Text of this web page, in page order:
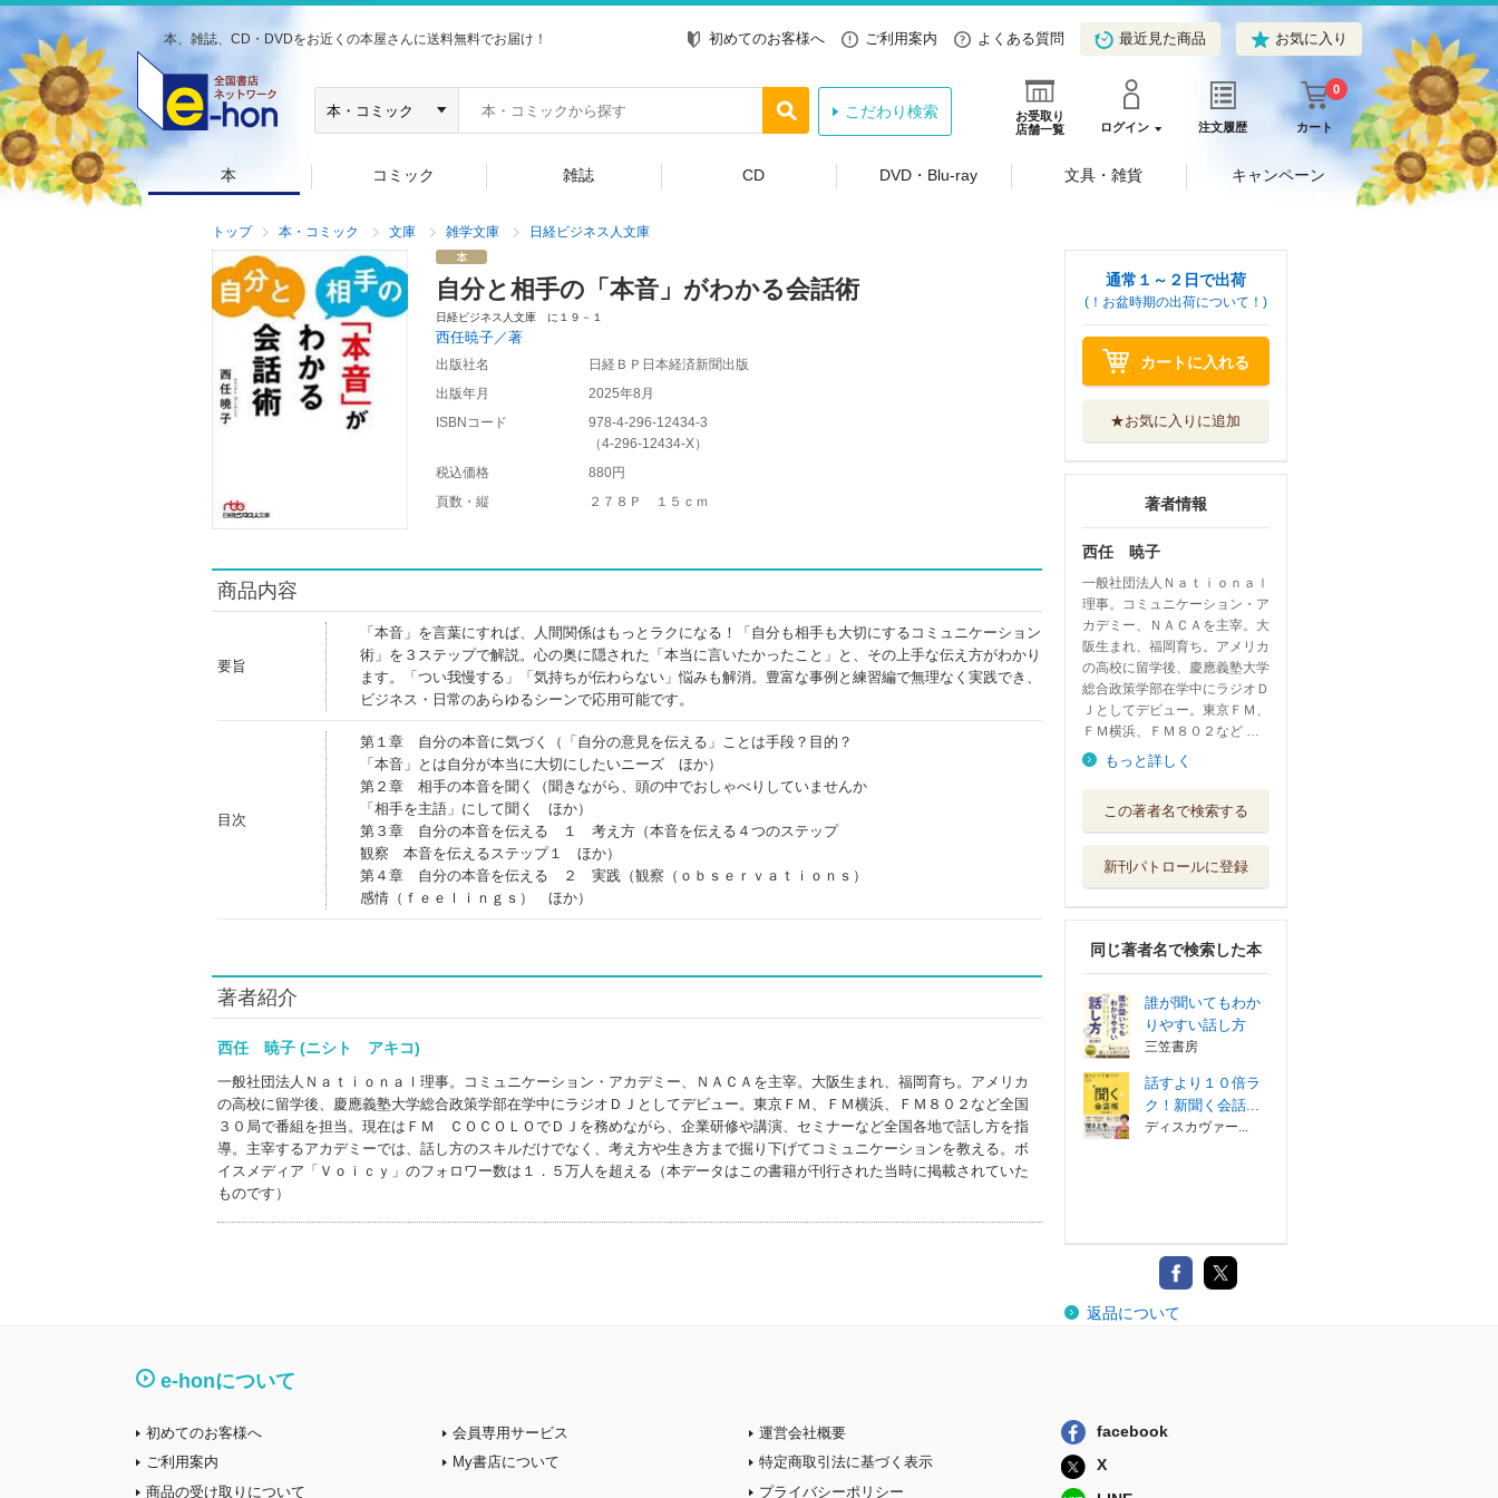
本、雑誌、CD・DVDをお近くの本屋さんに送料無料でお届け！ 初めてのお客様へ ご利用案内 よくある質問 最近見た商品 お気に入り
お受取り
店舗一覧
ログイン 注文履歴 カート
0
こだわり検索
本 コミック 雑誌 CD DVD・Blu-ray 文具・雑貨 キャンペーン
トップ 本・コミック 文庫 雑学文庫 日経ビジネス人文庫
自分と相手の「本音」がわかる会話術
日経ビジネス人文庫 に１９－１
西任暁子／著
出版社名
日経ＢＰ日本経済新聞出版
出版年月
2025年8月
ISBNコード
978-4-296-12434-3
（4-296-12434-X）
税込価格
880円
頁数・縦
２７８Ｐ １５ｃｍ
商品内容
要旨
「本音」を言葉にすれば、人間関係はもっとラクになる！「自分も相手も大切にするコミュニケーション
術」を３ステップで解説。心の奥に隠された「本当に言いたかったこと」と、その上手な伝え方がわかり
ます。「つい我慢する」「気持ちが伝わらない」悩みも解消。豊富な事例と練習編で無理なく実践でき、
ビジネス・日常のあらゆるシーンで応用可能です。
目次
第１章 自分の本音に気づく（「自分の意見を伝える」ことは手段？目的？
「本音」とは自分が本当に大切にしたいニーズ ほか）
第２章 相手の本音を聞く（聞きながら、頭の中でおしゃべりしていませんか
「相手を主語」にして聞く ほか）
第３章 自分の本音を伝える １ 考え方（本音を伝える４つのステップ
観察 本音を伝えるステップ１ ほか）
第４章 自分の本音を伝える ２ 実践（観察（ｏｂｓｅｒｖａｔｉｏｎｓ）
感情（ｆｅｅｌｉｎｇｓ） ほか）
著者紹介
西任 暁子 (ニシト アキコ)
一般社団法人Ｎａｔｉｏｎａｌ理事。コミュニケーション・アカデミー、ＮＡＣＡを主宰。大阪生まれ、福岡育ち。アメリカ
の高校に留学後、慶應義塾大学総合政策学部在学中にラジオＤＪとしてデビュー。東京ＦＭ、ＦＭ横浜、ＦＭ８０２など全国
３０局で番組を担当。現在はＦＭ ＣＯＣＯＬＯでＤＪを務めながら、企業研修や講演、セミナーなど全国各地で話し方を指
導。主宰するアカデミーでは、話し方のスキルだけでなく、考え方や生き方まで掘り下げてコミュニケーションを教える。ボ
イスメディア「Ｖｏｉｃｙ」のフォロワー数は１．５万人を超える（本データはこの書籍が刊行された当時に掲載されていた
ものです）
通常１～２日で出荷
(！お盆時期の出荷について！)
カートに入れる
★お気に入りに追加
著者情報
西任 暁子
一般社団法人Ｎａｔｉｏｎａｌ
理事。コミュニケーション・ア
カデミー、ＮＡＣＡを主宰。大
阪生まれ、福岡育ち。アメリカ
の高校に留学後、慶應義塾大学
総合政策学部在学中にラジオＤ
Ｊとしてデビュー。東京ＦＭ、
ＦＭ横浜、ＦＭ８０２など …
もっと詳しく
この著者名で検索する
新刊パトロールに登録
同じ著者名で検索した本
誰が聞いてもわか
りやすい話し方
三笠書房
話すより１０倍ラ
ク！新聞く会話...
ディスカヴァー...
返品について
e-honについて
初めてのお客様へ
ご利用案内
商品の受け取りについて
会員専用サービス
My書店について
運営会社概要
特定商取引法に基づく表示
プライバシーポリシー
facebook
X